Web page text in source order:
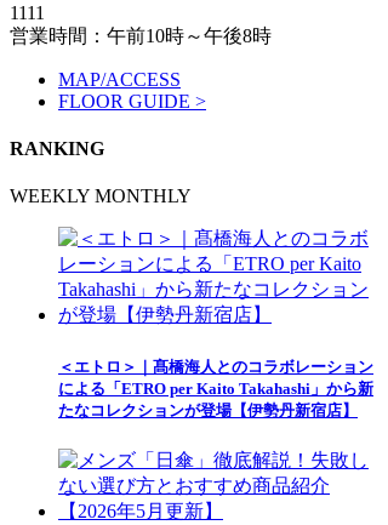
1111
営業時間：午前10時～午後8時
MAP/ACCESS
FLOOR GUIDE >
RANKING
WEEKLY MONTHLY
＜エトロ＞｜髙橋海人とのコラボレーション
による「ETRO per Kaito Takahashi」から新
たなコレクションが登場【伊勢丹新宿店】